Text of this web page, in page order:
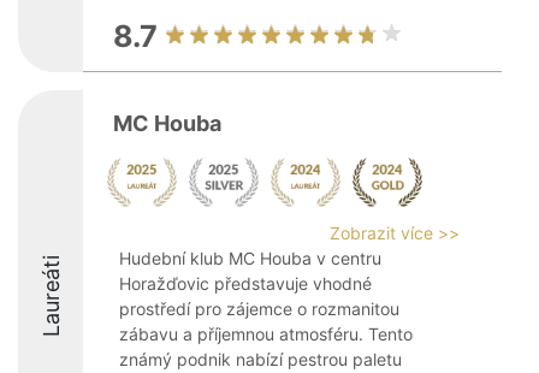
8.7
Laureáti
MC Houba
Zobrazit více >>
Hudební klub MC Houba v centru
Horažďovic představuje vhodné
prostředí pro zájemce o rozmanitou
zábavu a příjemnou atmosféru. Tento
známý podnik nabízí pestrou paletu